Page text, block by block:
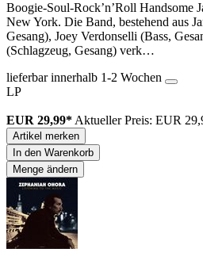
Boogie-Soul-Rock’n’Roll Handsome
New York. Die Band, bestehend aus
Gesang), Joey Verdonselli (Bass,
(Schlagzeug, Gesang) verk…
lieferbar innerhalb 1-2 Wochen
LP
EUR 29,99* Aktueller Preis: EUR
Artikel merken
In den Warenkorb
Menge ändern